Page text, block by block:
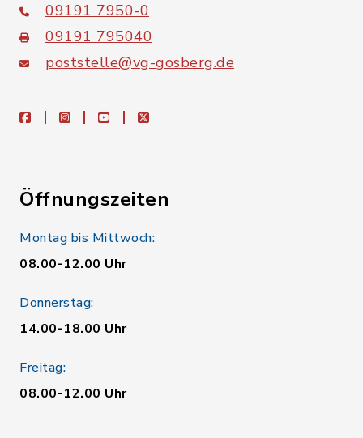
09191 7950-0
09191 795040
poststelle@vg-gosberg.de
facebookinstagramyoutubeX
Öffnungszeiten
Montag bis Mittwoch:
08.00-12.00 Uhr
Donnerstag:
14.00-18.00 Uhr
Freitag:
08.00-12.00 Uhr